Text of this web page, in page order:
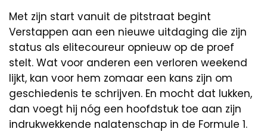
Met zijn start vanuit de pitstraat begint
Verstappen aan een nieuwe uitdaging die zijn
status als elitecoureur opnieuw op de proef
stelt. Wat voor anderen een verloren weekend
lijkt, kan voor hem zomaar een kans zijn om
geschiedenis te schrijven. En mocht dat lukken,
dan voegt hij nóg een hoofdstuk toe aan zijn
indrukwekkende nalatenschap in de Formule 1.